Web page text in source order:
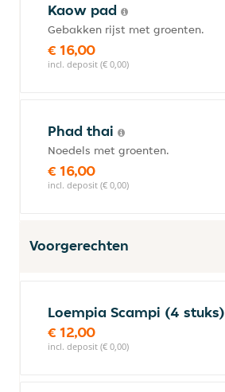
Kaow pad
Gebakken rijst met groenten.
€ 16,00
incl. deposit (€ 0,00)
Phad thai
Noedels met groenten.
€ 16,00
incl. deposit (€ 0,00)
Voorgerechten
Loempia Scampi (4 stuks)
€ 12,00
incl. deposit (€ 0,00)